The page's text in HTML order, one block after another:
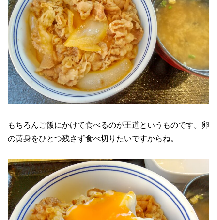
もちろんご飯にかけて食べるのが王道というものです。卵
の黄身をひとつ残さず食べ切りたいですからね。